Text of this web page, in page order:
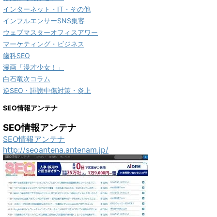
インターネット・IT・その他
インフルエンサーSNS集客
ウェブマスターオフィスアワー
マーケティング・ビジネス
歯科SEO
漫画「漫才少女！」
白石竜次コラム
逆SEO・誹謗中傷対策・炎上
SEO情報アンテナ
SEO情報アンテナ
SEO情報アンテナ
http://seoantena.antenam.jp/